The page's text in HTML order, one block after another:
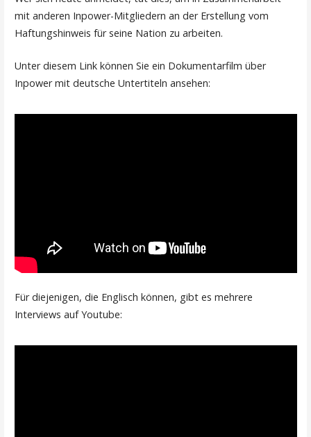
mit anderen Inpower-Mitgliedern an der Erstellung vom
Haftungshinweis für seine Nation zu arbeiten.
Unter diesem Link können Sie ein Dokumentarfilm über
Inpower mit deutsche Untertiteln ansehen:
Für diejenigen, die Englisch können, gibt es mehrere
Interviews auf Youtube: